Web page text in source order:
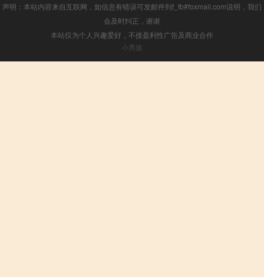
声明：本站内容来自互联网，如信息有错误可发邮件到f_fb#foxmail.com说明，我们
会及时纠正，谢谢
本站仅为个人兴趣爱好，不接盈利性广告及商业合作
小男孩